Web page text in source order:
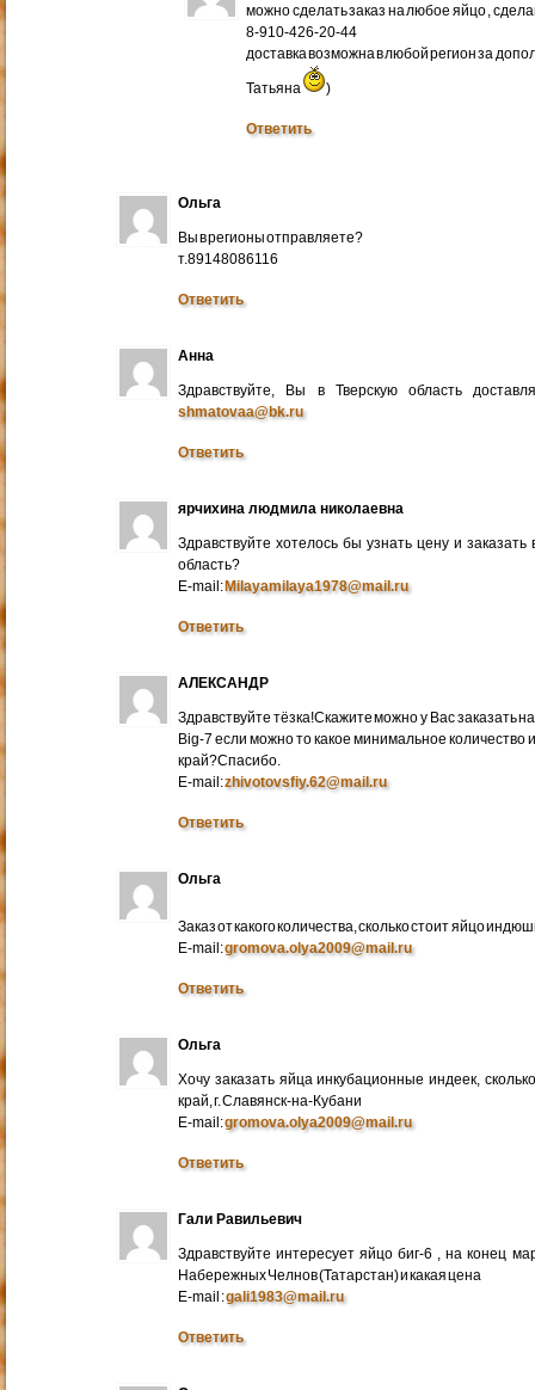
можно сделать заказ на любое яйцо ,
8-910-426-20-44
доставка возможна в любой регион за
Татьяна )
Ответить
Ольга
Вы в регионы отправляете?
т.89148086116
Ответить
Анна
Здравствуйте, Вы в Тверскую область
shmatovaa@bk.ru
Ответить
ярчихина людмила николаевна
Здравствуйте хотелось бы узнать цену и
область?
E-mail:Milayamilaya1978@mail.ru
Ответить
АЛЕКСАНДР
Здравствуйте тёзка!Скажите можно у Вас заказать
Big-7 если можно то какое минимальное количество
край?Спасибо.
E-mail:zhivotovsfiy.62@mail.ru
Ответить
Ольга
Заказ от какого количества, сколько стоит яйцо
E-mail:gromova.olya2009@mail.ru
Ответить
Ольга
Хочу заказать яйца инкубационные индеек,
край, г. Славянск-на-Кубани
E-mail:gromova.olya2009@mail.ru
Ответить
Гали Равильевич
Здравствуйте интересует яйцо биг-6 , на конец
Набережных Челнов (Татарстан) и какая цена
E-mail :gali1983@mail.ru
Ответить